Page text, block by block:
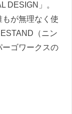
DESIGN」。
が無理なく使
（ニン
ーゴワークスの